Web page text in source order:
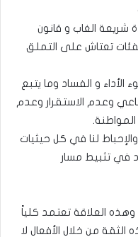
شريعة الغاب و قانون
تعتاش على التملق
و الفساد وما يتبع
وعدم الاستقرار وعدم
لنا في كل حيثيات
في تثبيط مسار
العلاقة تعتمد كلياً
من خلال الأفعال لا